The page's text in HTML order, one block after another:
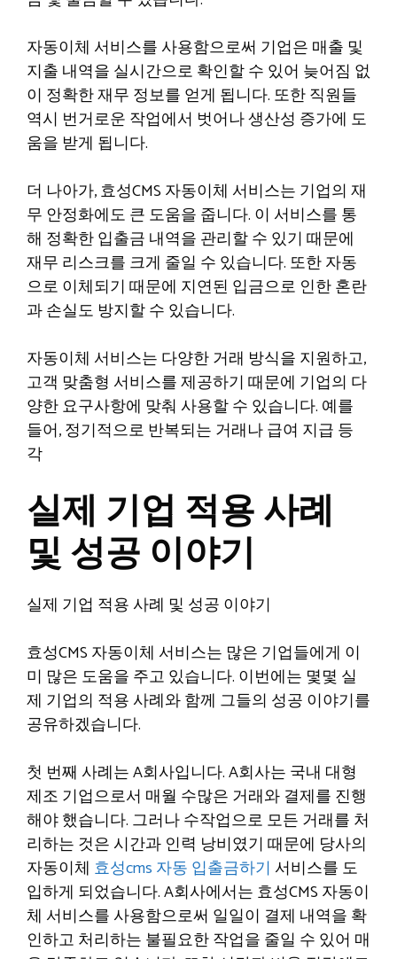
자동이체 서비스를 사용함으로써 기업은 매출 및
지출 내역을 실시간으로 확인할 수 있어 늦어짐 없
이 정확한 재무 정보를 얻게 됩니다. 또한 직원들
역시 번거로운 작업에서 벗어나 생산성 증가에 도
움을 받게 됩니다.
더 나아가, 효성CMS 자동이체 서비스는 기업의 재
무 안정화에도 큰 도움을 줍니다. 이 서비스를 통
해 정확한 입출금 내역을 관리할 수 있기 때문에
재무 리스크를 크게 줄일 수 있습니다. 또한 자동
으로 이체되기 때문에 지연된 입금으로 인한 혼란
과 손실도 방지할 수 있습니다.
자동이체 서비스는 다양한 거래 방식을 지원하고,
고객 맞춤형 서비스를 제공하기 때문에 기업의 다
양한 요구사항에 맞춰 사용할 수 있습니다. 예를
들어, 정기적으로 반복되는 거래나 급여 지급 등
각
실제 기업 적용 사례
및 성공 이야기
실제 기업 적용 사례 및 성공 이야기
효성CMS 자동이체 서비스는 많은 기업들에게 이
미 많은 도움을 주고 있습니다. 이번에는 몇몇 실
제 기업의 적용 사례와 함께 그들의 성공 이야기를
공유하겠습니다.
첫 번째 사례는 A회사입니다. A회사는 국내 대형
제조 기업으로서 매월 수많은 거래와 결제를 진행
해야 했습니다. 그러나 수작업으로 모든 거래를 처
리하는 것은 시간과 인력 낭비였기 때문에 당사의
자동이체 효성cms 자동 입출금하기 서비스를 도
입하게 되었습니다. A회사에서는 효성CMS 자동이
체 서비스를 사용함으로써 일일이 결제 내역을 확
인하고 처리하는 불필요한 작업을 줄일 수 있어 매